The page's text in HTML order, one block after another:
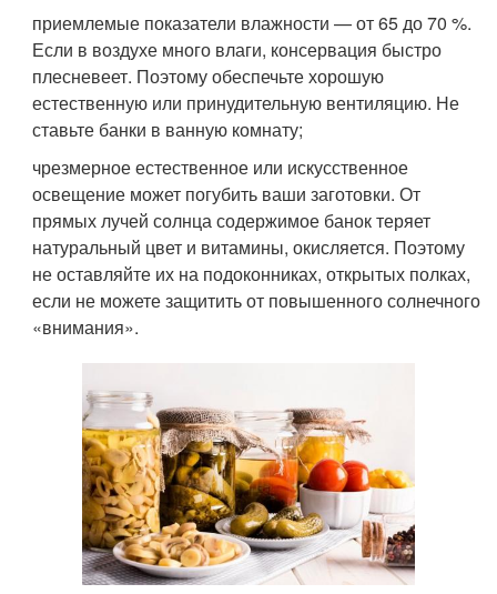
приемлемые показатели влажности — от 65 до 70 %.
Если в воздухе много влаги, консервация быстро
плесневеет. Поэтому обеспечьте хорошую
естественную или принудительную вентиляцию. Не
ставьте банки в ванную комнату;
чрезмерное естественное или искусственное
освещение может погубить ваши заготовки. От
прямых лучей солнца содержимое банок теряет
натуральный цвет и витамины, окисляется. Поэтому
не оставляйте их на подоконниках, открытых полках,
если не можете защитить от повышенного солнечного
«внимания».